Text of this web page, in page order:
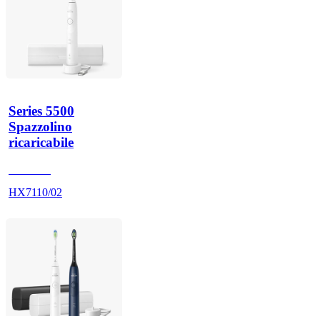
Series 5500
Spazzolino
ricaricabile
HX7110/02